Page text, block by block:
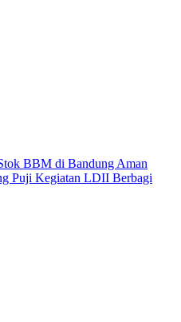
BBM di Bandung Aman
Puji Kegiatan LDII Berbagi